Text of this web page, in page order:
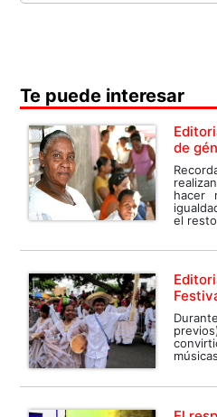
Te puede interesar
de
hacer
el